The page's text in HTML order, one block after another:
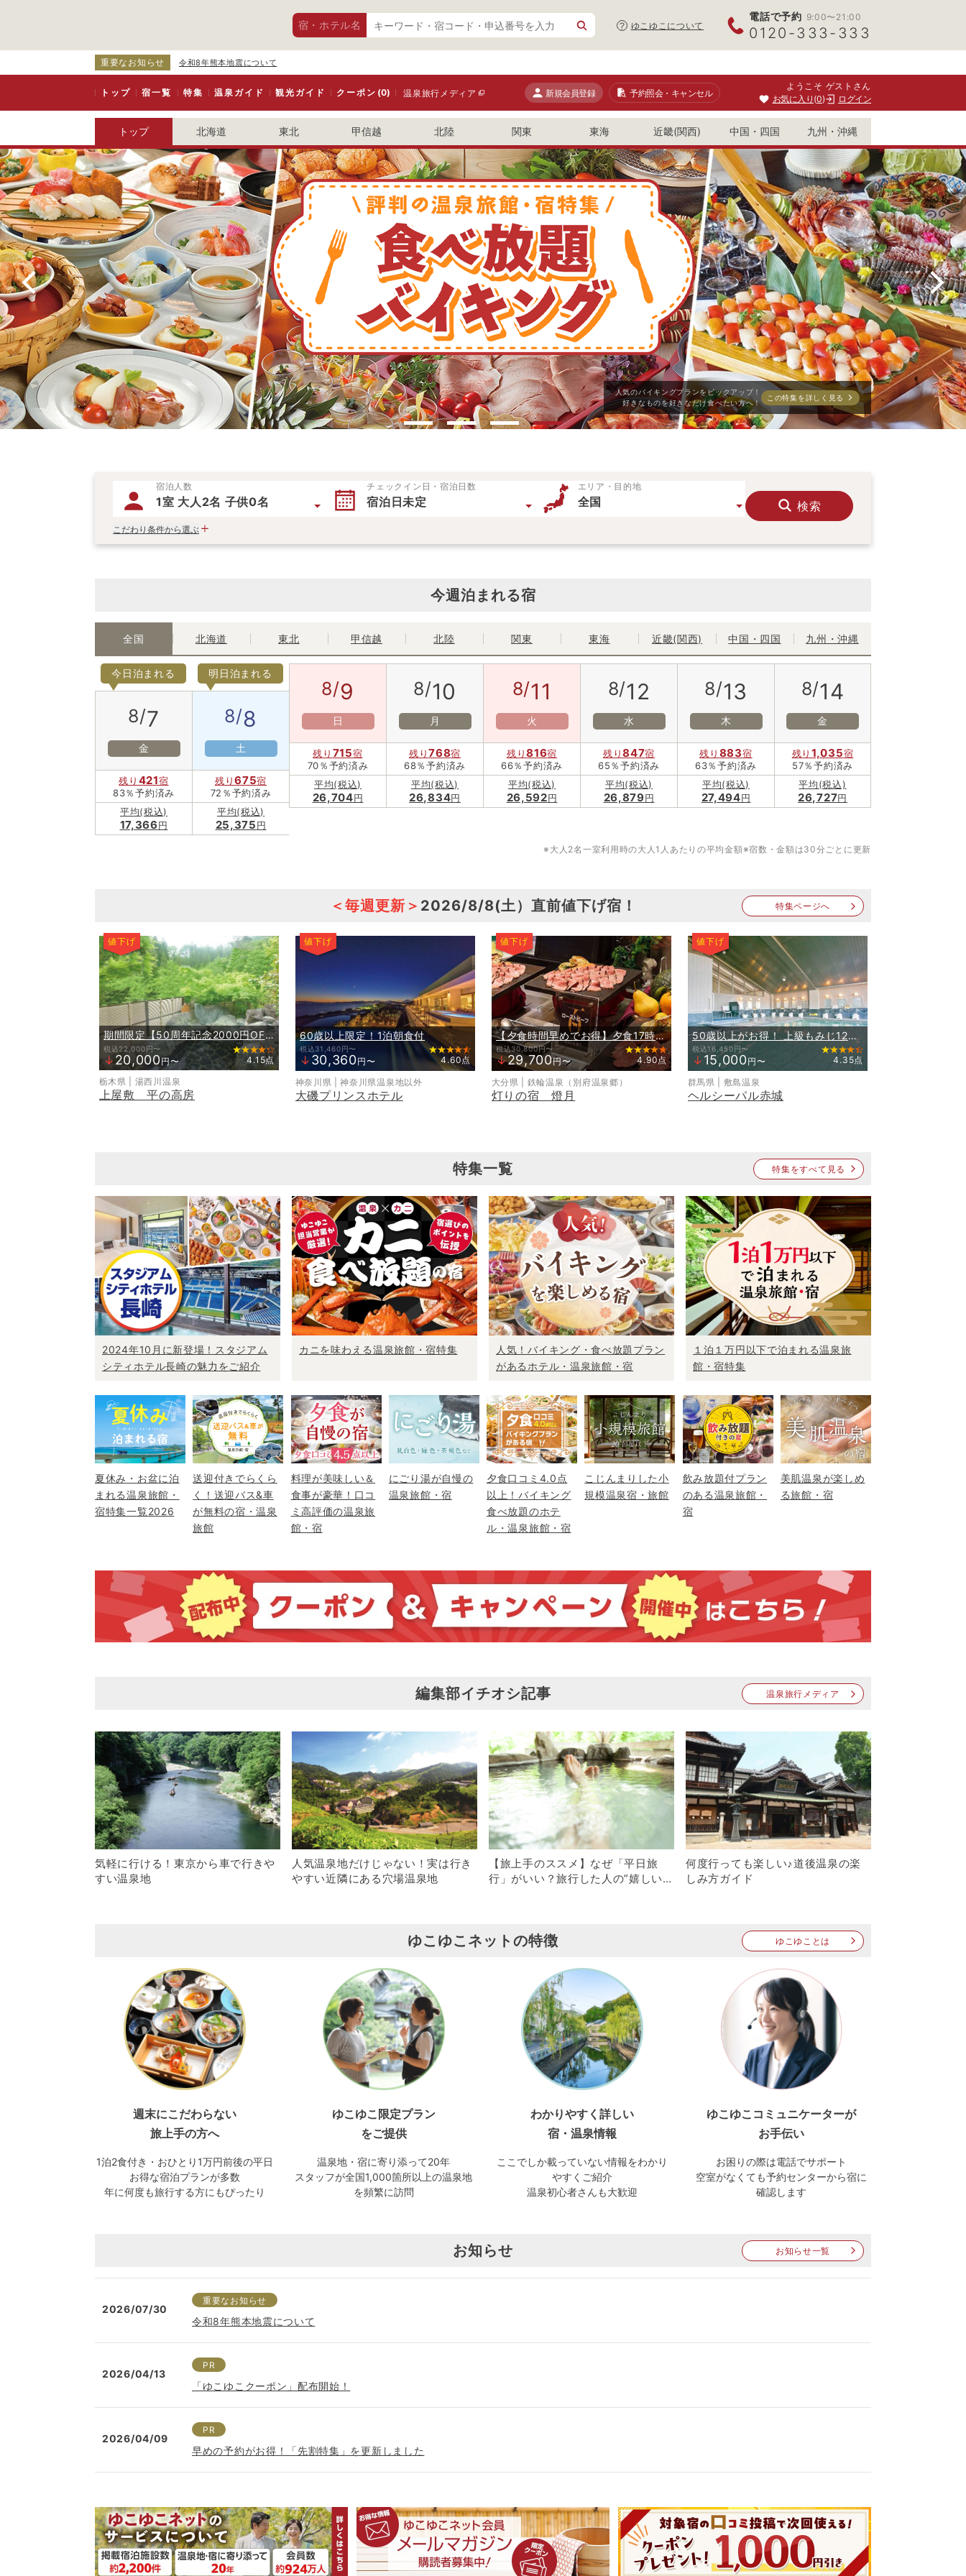
宿・ホテル名 ゆこゆこについて
電話で予約 9:00〜21:00
0120-333-333
重要なお知らせ 令和8年熊本地震について
トップ 宿一覧 特集 温泉ガイド 観光ガイド クーポン(0) 温泉旅行メディア 新規会員登録 予約照会・キャンセル
ようこそ ゲストさん
お気に入り 0 ログイン
トップ 北海道 東北 甲信越 北陸 関東 東海 近畿(関西) 中国・四国 九州・沖縄
早めの予約がお得への近道！
先割プランのある温泉旅館・ホテル・宿
この特集を詳しく見る
大江戸温泉物語Premium ホテルニュー塩原 この宿を詳しく見る
ホテル千倉 この宿を詳しく見る
人気のバイキングプランをピックアップ！
好きなものを好きなだけ食べたい方へ！
この特集を詳しく見る
宿泊人数
1室 大人2名 子供0名
チェックイン日・宿泊日数
宿泊日未定
エリア・目的地
全国
こだわり条件から選ぶ
検索
今週泊まれる宿
全国 北海道 東北 甲信越 北陸 関東 東海 近畿(関西) 中国・四国 九州・沖縄
今日泊まれる
8/7
金
残り 421宿
83％予約済み
平均(税込)
17,366円
明日泊まれる
8/8
土
残り675宿
72％予約済み
平均(税込)
25,375円
8/9
日
残り 715宿
70％予約済み
平均(税込)
26,704円
8/10
月
残り768宿
68％予約済み
平均(税込)
26,834円
8/11
火
残り816宿
66％予約済み
平均(税込)
26,592円
8/12
水
残り847宿
65％予約済み
平均(税込)
26,879円
8/13
木
残り 883宿
63％予約済み
平均(税込)
27,494円
8/14
金
残り1,035宿
57％予約済み
平均(税込)
26,727円
※大人2名一室利用時の大人1人あたりの平均金額※宿数・金額は30分ごとに更新
＜毎週更新＞ 2026/8/8(土） 直前値下げ宿！ 特集ページへ
値下げ
期間限定【50周年記念2000円OFF】料理長お任せの旬の食材と名物【いろり会席】
税込22,000円〜
↓20,000円〜 4.15点
栃木県 | 湯西川温泉
上屋敷 平の高房
値下げ
60歳以上限定！1泊朝食付
税込31,460円〜
↓30,360円〜 4.60点
神奈川県 | 神奈川県温泉地以外
大磯プリンスホテル
値下げ
【夕食時間早めでお得】夕食17時スタート！おおいた和牛ステーキ食べ飲み放題★季節を味わうプレミアムビュッフェ
税込30,800円〜
↓29,700円〜 4.90点
大分県 | 鉄輪温泉（別府温泉郷）
灯りの宿 燈月
値下げ
50歳以上がお得！ 上級もみじ12品会席
税込16,450円〜
↓15,000円〜 4.35点
群馬県 | 敷島温泉
ヘルシーパル赤城
特集一覧 特集をすべて見る
2024年10月に新登場！スタジアム
シティホテル長崎の魅力をご紹介
カニを味わえる温泉旅館・宿特集
人気！バイキング・食べ放題プラン
があるホテル・温泉旅館・宿
１泊１万円以下で泊まれる温泉旅
館・宿特集
夏休み・お盆に泊
まれる温泉旅館・
宿特集一覧2026
送迎付きでらくら
く！送迎バス&車
が無料の宿・温泉
旅館
料理が美味しい＆
食事が豪華！口コ
ミ高評価の温泉旅
館・宿
にごり湯が自慢の
温泉旅館・宿
夕食口コミ4.0点
以上！バイキング
食べ放題のホテ
ル・温泉旅館・宿
こじんまりした小
規模温泉宿・旅館
飲み放題付プラン
のある温泉旅館・
宿
美肌温泉が楽しめ
る旅館・宿
編集部イチオシ記事 温泉旅行メディア
気軽に行ける！東京から車で行きや
すい温泉地
人気温泉地だけじゃない！実は行き
やすい近隣にある穴場温泉地
【旅上手のススメ】なぜ「平日旅
行」がいい？旅行した人の”嬉しい
何度行っても楽しい♪道後温泉の楽
しみ方ガイド
ゆこゆこネットの特徴 ゆこゆことは
週末にこだわらない
旅上手の方へ
1泊2食付き・おひとり1万円前後の平日
お得な宿泊プランが多数
年に何度も旅行する方にもぴったり
ゆこゆこ限定プラン
をご提供
温泉地・宿に寄り添って20年
スタッフが全国1,000箇所以上の温泉地
を頻繁に訪問
わかりやすく詳しい
宿・温泉情報
ここでしか載っていない情報をわかり
やすくご紹介
温泉初心者さんも大歓迎
ゆこゆこコミュニケーターが
お手伝い
お困りの際は電話でサポート
空室がなくても予約センターから宿に
確認します
お知らせ お知らせ一覧
2026/07/30
重要なお知らせ
令和8年熊本地震について
2026/04/13
PR
「ゆこゆこクーポン」配布開始！
2026/04/09
PR
早めの予約がお得！「先割特集」を更新しました